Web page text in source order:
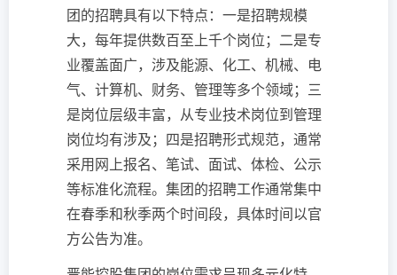
团的招聘具有以下特点：一是招聘规模
大，每年提供数百至上千个岗位；二是专
业覆盖面广，涉及能源、化工、机械、电
气、计算机、财务、管理等多个领域；三
是岗位层级丰富，从专业技术岗位到管理
岗位均有涉及；四是招聘形式规范，通常
采用网上报名、笔试、面试、体检、公示
等标准化流程。集团的招聘工作通常集中
在春季和秋季两个时间段，具体时间以官
方公告为准。